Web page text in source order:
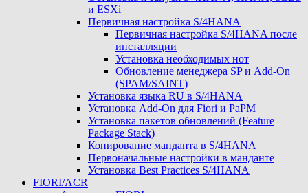
и ESXi
Первичная настройка S/4HANA
Первичная настройка S/4HANA после
инсталляции
Установка необходимых нот
Обновление менеджера SP и Add-On
(SPAM/SAINT)
Установка языка RU в S/4HANA
Установка Add-On для Fiori и PaPM
Установка пакетов обновлений (Feature
Package Stack)
Копирование манданта в S/4HANA
Первоначальные настройки в манданте
Установка Best Practices S/4HANA
FIORI/ACR